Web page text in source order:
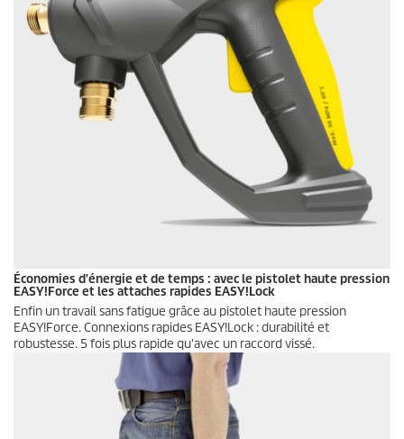
Économies d'énergie et de temps : avec le pistolet haute pression
EASY!Force et les attaches rapides EASY!Lock
Enfin un travail sans fatigue grâce au pistolet haute pression
EASY!Force. Connexions rapides EASY!Lock : durabilité et
robustesse. 5 fois plus rapide qu'avec un raccord vissé.